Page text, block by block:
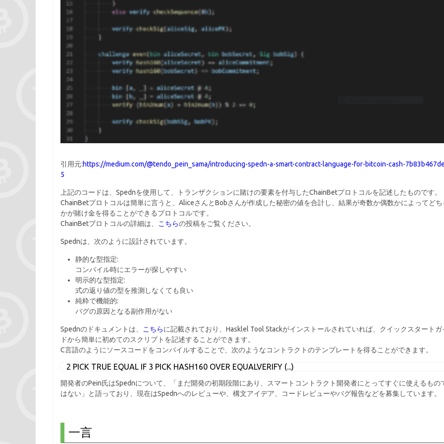
引用元:https://medium.com/@tendo_pein_sama/introducing-spedn-a-smart-contract-language-for-bitcoin-cash-
5
上記のコードは、Spednを使用して、トランザクションに賭けの要素を付与したChainBetプロトコルを記述したものです。
ChainBetプロトコルは簡単に言うと、AliceさんとBobさんが作成した秘密の値を合計し、結果が奇数か偶数かによってどち
かが賭け金を得ることができるプロトコルです。
ChainBetプロトコルの詳細は、
こちらの投稿をご覧ください。
Spednは、次のように設計されています。
静的な型指定:
コンパイル時にエラーが探しやすい
明示的な型指定:
式の返り値の型を推測しなくても良い
純粋で機能的:
バグの原因となる副作用がない
Spednのドキュメントは、 こちらに記載されており、Hasklel Tool Stackがインストールされていれば、クイックスタートガ
ドから簡単に初めてのスクリプトを記述することができます。
C言語のようにソースコードをコンパイルすることで、次のようなコントラクトのテンプレートを得ることができます。
   2 PICK TRUE EQUAL IF 3 PICK HASH160 OVER EQUALVERIFY (...)
開発者のPein氏はSpednについて、「まだ開発の初期段階にあり、スマートコントラクト開発者にとってすぐに使えるもの
はない」と語っており、現在はSpednへのレビューや、構文アイデア、コードレビューやバグ報告などを募集しています。
一言